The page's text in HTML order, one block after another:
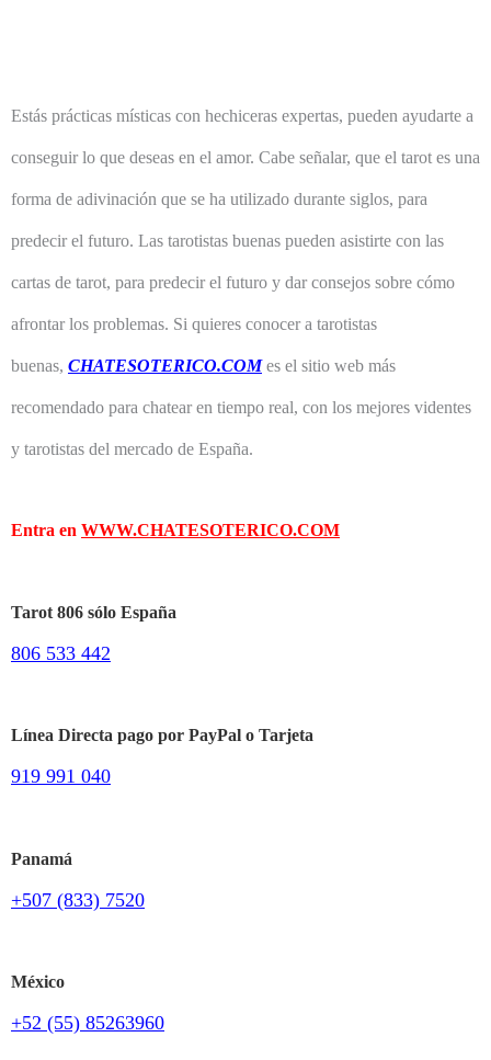
Estás prácticas místicas con hechiceras expertas, pueden ayudarte a
conseguir lo que deseas en el amor. Cabe señalar, que el tarot es una
forma de adivinación que se ha utilizado durante siglos, para
predecir el futuro. Las tarotistas buenas pueden asistirte con las
cartas de tarot, para predecir el futuro y dar consejos sobre cómo
afrontar los problemas. Si quieres conocer a tarotistas
buenas, CHATESOTERICO.COMes el sitio web más
recomendado para chatear en tiempo real, con los mejores videntes
y tarotistas del mercado de España.
Entra en WWW.CHATESOTERICO.COM
Tarot 806 sólo España
806 533 442
Línea Directa pago por PayPal o Tarjeta
919 991 040
Panamá
+507 (833) 7520
México
+52 (55) 85263960